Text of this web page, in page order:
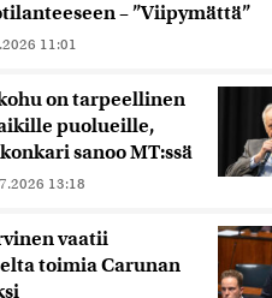
– ”Viipymättä”
11:01
on tarpeellinen
puolueille,
sanoo MT:ssä
13:18
vaatii
toimia Carunan